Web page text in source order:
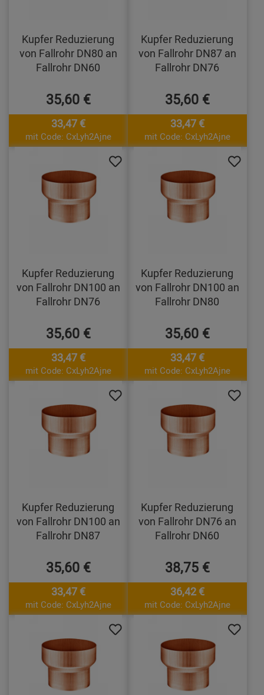
Kupfer Reduzierung
von Fallrohr DN80 an
Fallrohr DN60
35,60 €
33,47 €
mit Code: CxLyh2Ajne
Kupfer Reduzierung
von Fallrohr DN87 an
Fallrohr DN76
35,60 €
33,47 €
mit Code: CxLyh2Ajne
Kupfer Reduzierung
von Fallrohr DN100 an
Fallrohr DN76
35,60 €
33,47 €
mit Code: CxLyh2Ajne
Kupfer Reduzierung
von Fallrohr DN100 an
Fallrohr DN80
35,60 €
33,47 €
mit Code: CxLyh2Ajne
Kupfer Reduzierung
von Fallrohr DN100 an
Fallrohr DN87
35,60 €
33,47 €
mit Code: CxLyh2Ajne
Kupfer Reduzierung
von Fallrohr DN76 an
Fallrohr DN60
38,75 €
36,42 €
mit Code: CxLyh2Ajne